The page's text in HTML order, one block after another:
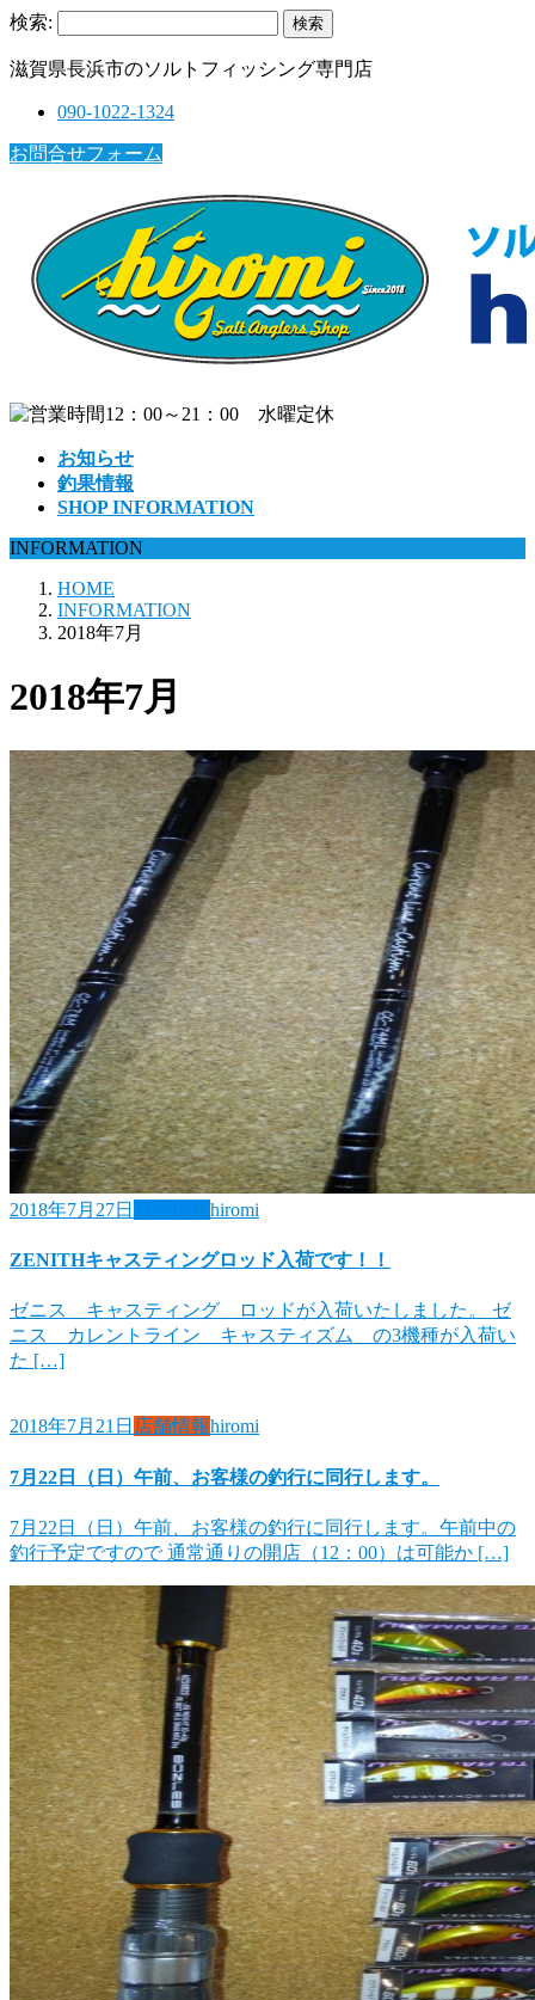
検索:
滋賀県長浜市のソルトフィッシング専門店
090-1022-1324
お問合せフォーム
お知らせ
釣果情報
SHOP INFORMATION
INFORMATION
HOME
INFORMATION
2018年7月
2018年7月
2018年7月27日 商品情報hiromi
ZENITHキャスティングロッド入荷です！！
ゼニス キャスティング ロッドが入荷いたしました。 ゼ
ニス カレントライン キャスティズム の3機種が入荷い
た […]
2018年7月21日 店舗情報hiromi
7月22日（日）午前、お客様の釣行に同行します。
7月22日（日）午前、お客様の釣行に同行します。午前中の
釣行予定ですので 通常通りの開店（12：00）は可能か […]